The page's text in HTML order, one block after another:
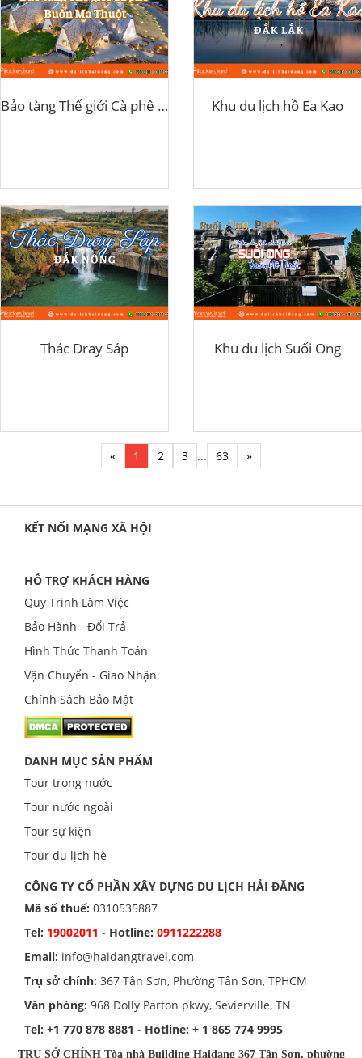
Bảo tàng Thế giới Cà phê Buôn Ma Thuột Khu du lịch hồ Ea Kao
Thác Dray Sáp Khu du lịch Suối Ong
« 1 2 3 ... 63 »
KẾT NỐI MẠNG XÃ HỘI
HỖ TRỢ KHÁCH HÀNG
Quy Trình Làm Việc
Bảo Hành - Đổi Trả
Hình Thức Thanh Toán
Vận Chuyển - Giao Nhận
Chính Sách Bảo Mật
DANH MỤC SẢN PHẨM
Tour trong nước
Tour nước ngoài
Tour sự kiện
Tour du lịch hè
CÔNG TY CỔ PHẦN XÂY DỰNG DU LỊCH HẢI ĐĂNG
Mã số thuế: 0310535887
Tel: 19002011 - Hotline: 0911222288
Email: info@haidangtravel.com
Trụ sở chính: 367 Tân Sơn, Phường Tân Sơn, TPHCM
Văn phòng: 968 Dolly Parton pkwy, Sevierville, TN
Tel: +1 770 878 8881 - Hotline: + 1 865 774 9995
TRỤ SỞ CHÍNH Tòa nhà Building Haidang 367 Tân Sơn, phường